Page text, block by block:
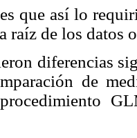
que así lo
raíz de los
diferencias
de